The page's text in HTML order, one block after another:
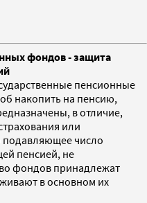
фондов - защита
пенсионные
накопить на пенсию,
в отличие,
или
подавляющее число
пенсией, не
фондов принадлежат
в основном их